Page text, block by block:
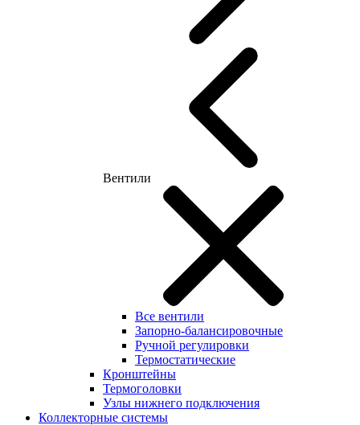
Вентили
Все вентили
Запорно-балансировочные
Ручной регулировки
Термостатические
Кронштейны
Термоголовки
Узлы нижнего подключения
Коллекторные системы